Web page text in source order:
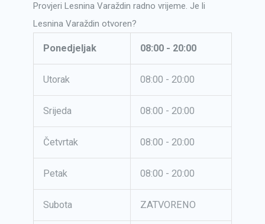
Provjeri Lesnina Varaždin radno vrijeme. Je li
Lesnina Varaždin otvoren?
Ponedjeljak 08:00 - 20:00
Utorak 08:00 - 20:00
Srijeda 08:00 - 20:00
Četvrtak 08:00 - 20:00
Petak 08:00 - 20:00
Subota ZATVORENO